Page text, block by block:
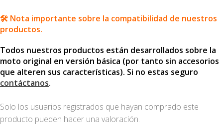
🛠️ Nota importante sobre la compatibilidad de nuestros
productos.
Todos nuestros productos están desarrollados sobre la
moto original en versión básica (por tanto sin accesorios
que alteren sus características). Si no estas seguro
contáctanos.
Solo los usuarios registrados que hayan comprado este
producto pueden hacer una valoración.